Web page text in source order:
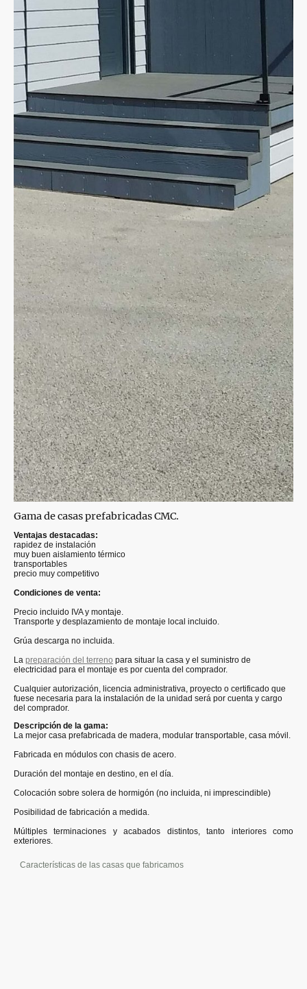
Gama de casas prefabricadas CMC.
Ventajas destacadas:
rapidez de instalación
muy buen aislamiento térmico
transportables
precio muy competitivo
Condiciones de venta:
Precio incluido IVA y montaje.
Transporte y desplazamiento de montaje local incluido.
Grúa descarga no incluida.
La preparación del terreno para situar la casa y el suministro de
electricidad para el montaje es por cuenta del comprador.
Cualquier autorización, licencia administrativa, proyecto o certificado que
fuese necesaria para la instalación de la unidad será por cuenta y cargo
del comprador.
Descripción de la gama:
La mejor casa prefabricada de madera, modular transportable, casa móvil.
Fabricada en módulos con chasis de acero.
Duración del montaje en destino, en el día.
Colocación sobre solera de hormigón (no incluida, ni imprescindible)
Posibilidad de fabricación a medida.
Múltiples terminaciones y acabados distintos, tanto interiores como
exteriores.
Características de las casas que fabricamos